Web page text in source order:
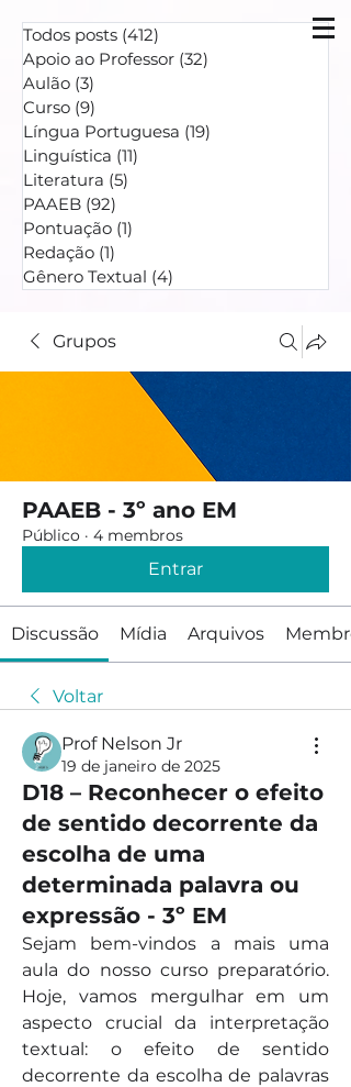
Todos posts (412)
Apoio ao Professor (32)
Aulão (3)
Curso (9)
Língua Portuguesa (19)
Linguística (11)
Literatura (5)
PAAEB (92)
Pontuação (1)
Redação (1)
Gênero Textual (4)
Grupos
PAAEB - 3º ano EM
Público · 4 membros
Entrar
Discussão Mídia Arquivos
Voltar
Prof Nelson Jr
19 de janeiro de 2025
D18 – Reconhecer o efeito
de sentido decorrente da
escolha de uma
determinada palavra ou
expressão - 3º EM
Sejam bem-vindos a mais uma
aula do nosso curso preparatório.
Hoje, vamos mergulhar em um
aspecto crucial da interpretação
textual: o efeito de sentido
decorrente da escolha de palavras